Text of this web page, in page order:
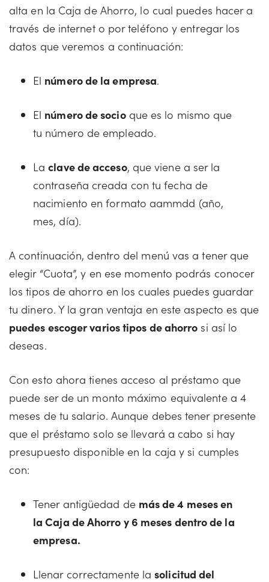
alta en la Caja de Ahorro, lo cual puedes hacer a
través de internet o por teléfono y entregar los
datos que veremos a continuación:
El número de la empresa.
El número de socioque es lo mismo que
tu número de empleado.
Laclave de acceso, que viene a ser la
contraseña creada con tu fecha de
nacimiento en formato aammdd (año,
mes, día).
A continuación, dentro del menú vas a tener que
elegir “Cuota”, y en ese momento podrás conocer
los tipos de ahorro en los cuales puedes guardar
tu dinero. Y la gran ventaja en este aspecto es que
puedes escoger varios tipos de ahorro si así lo
deseas.
Con esto ahora tienes acceso al préstamo que
puede ser de un monto máximo equivalente a 4
meses de tu salario. Aunque debes tener presente
que el préstamo solo se llevará a cabo si hay
presupuesto disponible en la caja y si cumples
con:
Tener antigüedad de más de 4 meses en
la Caja de Ahorro y 6 meses dentro de la
empresa.
Llenar correctamente lasolicitud del